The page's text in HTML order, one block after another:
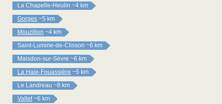
La Chapelle-Heulin ~4 km
Gorges ~5 km
Mouzillon ~4 km
Saint-Lumine-de-Clisson ~6 km
Maisdon-sur-Sèvre ~6 km
La Haie-Fouassière ~5 km
Le Landreau ~8 km
Vallet ~6 km